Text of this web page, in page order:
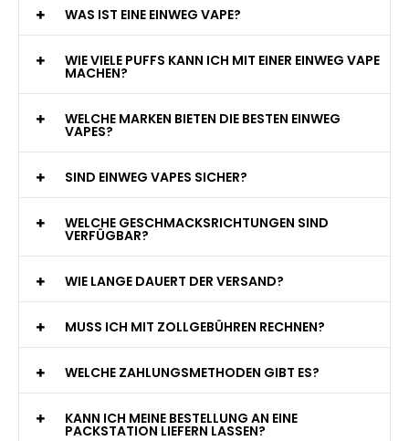
WAS IST EINE EINWEG VAPE?
WIE VIELE PUFFS KANN ICH MIT EINER EINWEG VAPE
MACHEN?
WELCHE MARKEN BIETEN DIE BESTEN EINWEG
VAPES?
SIND EINWEG VAPES SICHER?
WELCHE GESCHMACKSRICHTUNGEN SIND
VERFÜGBAR?
WIE LANGE DAUERT DER VERSAND?
MUSS ICH MIT ZOLLGEBÜHREN RECHNEN?
WELCHE ZAHLUNGSMETHODEN GIBT ES?
KANN ICH MEINE BESTELLUNG AN EINE
PACKSTATION LIEFERN LASSEN?